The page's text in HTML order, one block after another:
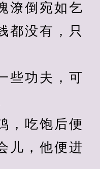
倒宛如乞
都没有，只
功夫，可
吃饱后便
儿，他便进